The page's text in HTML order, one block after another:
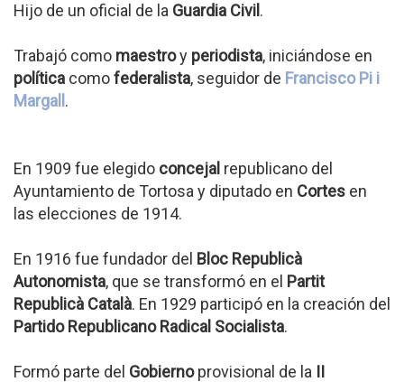
Hijo de un oficial de la Guardia Civil .
Trabajó como maestroy periodista, iniciándose en
política comofederalista, seguidor de Francisco Pi i
Margall .
En 1909 fue elegido concejal republicano del
Ayuntamiento de Tortosa y diputado en Cortes en
las elecciones de 1914.
En 1916 fue fundador del Bloc Republicà
Autonomista, que se transformó en el Partit
Republicà Català. En 1929 participó en la creación del
Partido Republicano Radical Socialista.
Formó parte del Gobiernoprovisional de la II